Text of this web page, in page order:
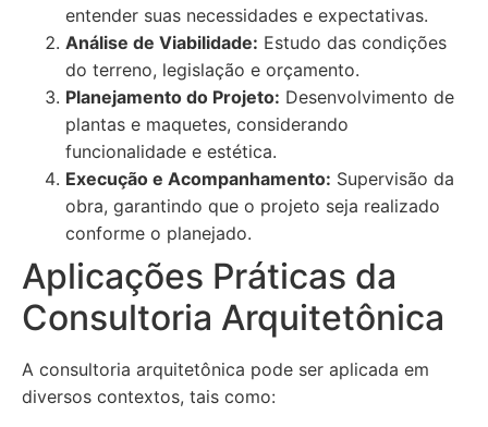
entender suas necessidades e expectativas.
Análise de Viabilidade: Estudo das condições
do terreno, legislação e orçamento.
Planejamento do Projeto: Desenvolvimento de
plantas e maquetes, considerando
funcionalidade e estética.
Execução e Acompanhamento: Supervisão da
obra, garantindo que o projeto seja realizado
conforme o planejado.
Aplicações Práticas da
Consultoria Arquitetônica
A consultoria arquitetônica pode ser aplicada em
diversos contextos, tais como: